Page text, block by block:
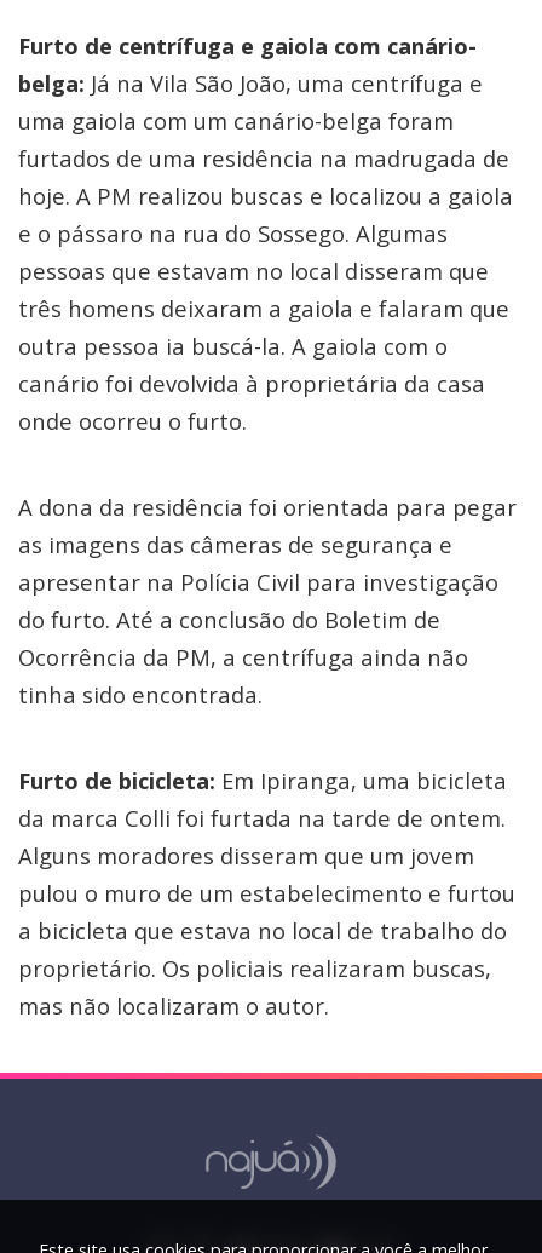
Furto de centrífuga e gaiola com canário-
belga: Já na Vila São João, uma centrífuga e
uma gaiola com um canário-belga foram
furtados de uma residência na madrugada de
hoje. A PM realizou buscas e localizou a gaiola
e o pássaro na rua do Sossego. Algumas
pessoas que estavam no local disseram que
três homens deixaram a gaiola e falaram que
outra pessoa ia buscá-la. A gaiola com o
canário foi devolvida à proprietária da casa
onde ocorreu o furto.
A dona da residência foi orientada para pegar
as imagens das câmeras de segurança e
apresentar na Polícia Civil para investigação
do furto. Até a conclusão do Boletim de
Ocorrência da PM, a centrífuga ainda não
tinha sido encontrada.
Furto de bicicleta: Em Ipiranga, uma bicicleta
da marca Colli foi furtada na tarde de ontem.
Alguns moradores disseram que um jovem
pulou o muro de um estabelecimento e furtou
a bicicleta que estava no local de trabalho do
proprietário. Os policiais realizaram buscas,
mas não localizaram o autor.